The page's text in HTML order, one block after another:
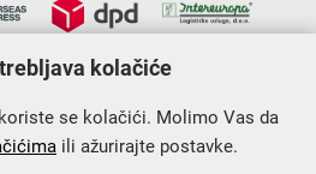
instrumenta sufinanciranog iz
kolačiće
se kolačići. Molimo Vas da
ili ažurirajte postavke.